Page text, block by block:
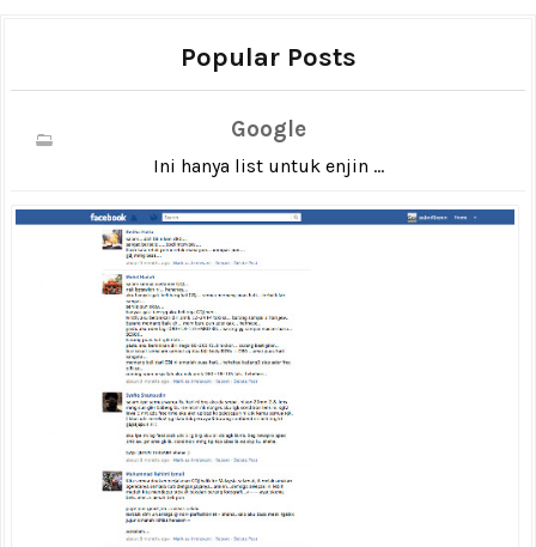
Popular Posts
Google
Ini hanya list untuk enjin ...